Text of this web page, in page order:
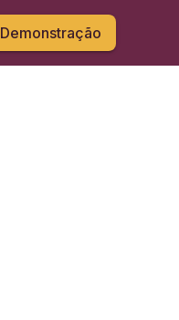
Demonstração